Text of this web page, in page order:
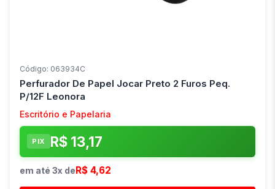
Código: 063934C
Perfurador De Papel Jocar Preto 2 Furos Peq.
P/12F Leonora
Escritório e Papelaria
PIX R$ 13,17
em até 3x deR$ 4,62